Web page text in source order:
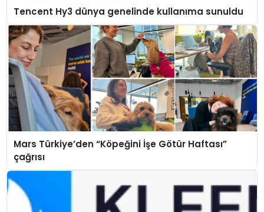
Tencent Hy3 dünya genelinde kullanıma sunuldu
Mars Türkiye’den “Köpeğini İşe Götür Haftası”
çağrısı